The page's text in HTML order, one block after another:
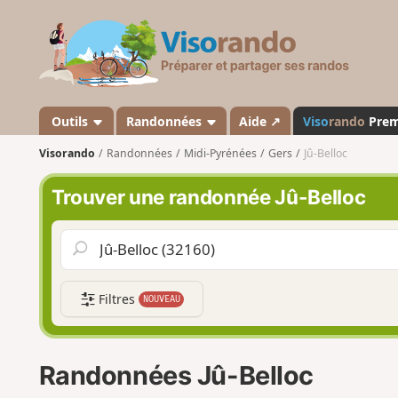
s
a
n
o
Outils Randonnées Aide ↗ Visorando
Visorando Randonnées Midi-Pyrénées Gers Jû-Belloc
Trouver une randonnée Jû-Belloc
Filtres NOUVEAU
Randonnées Jû-Belloc